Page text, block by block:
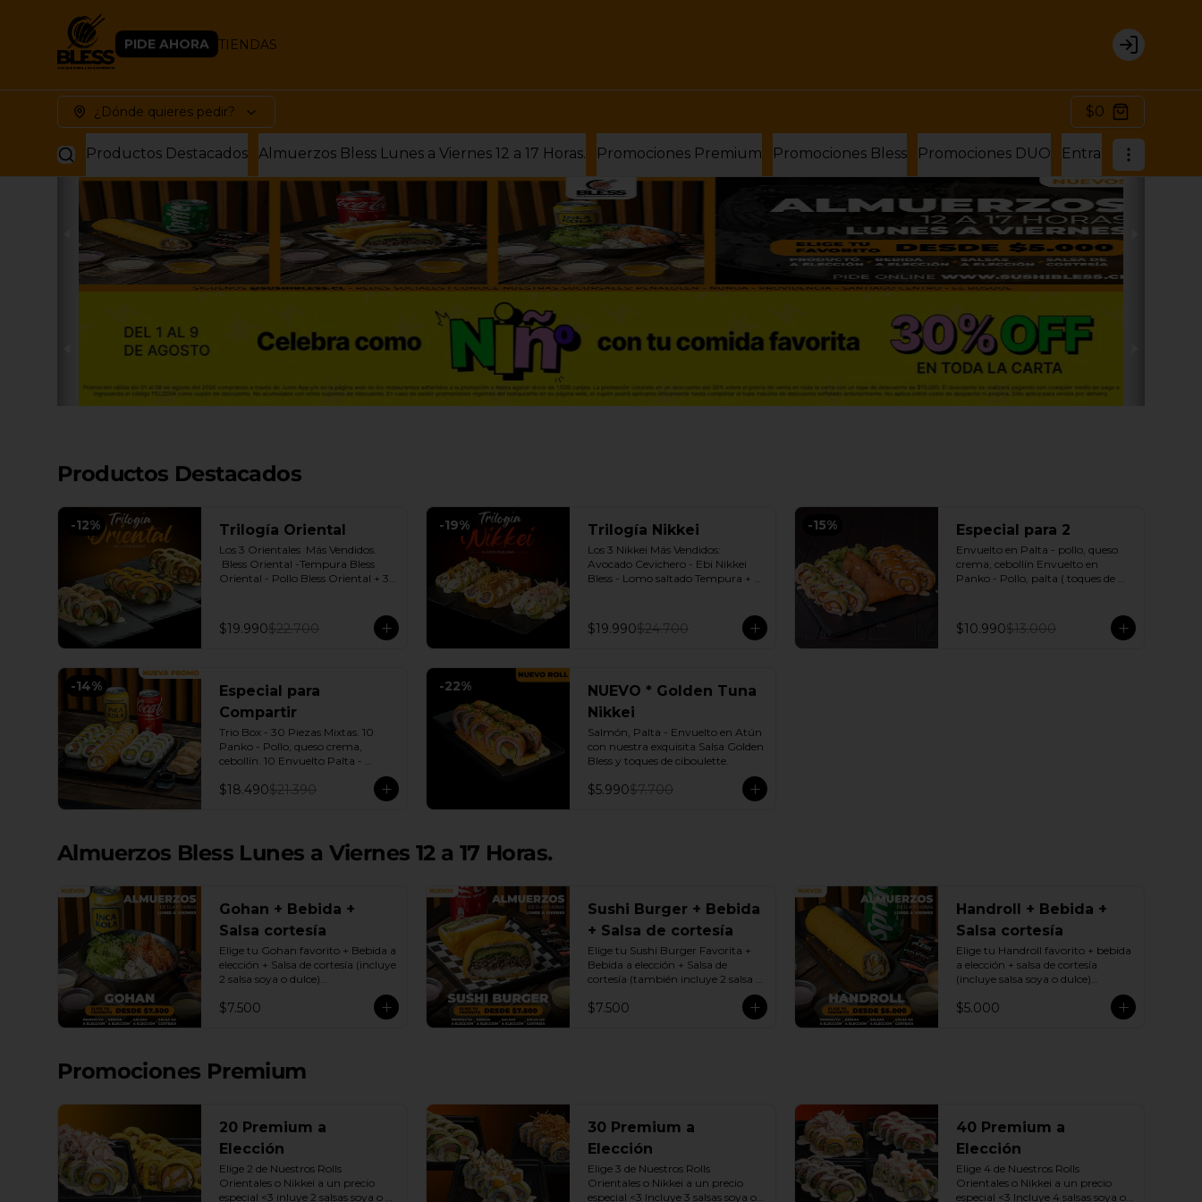
PIDE AHORA TIENDAS Login
¿Dónde quieres pedir? $0
Productos Destacados Almuerzos Bless Lunes a Viernes 12 a 17 Horas. Promociones Premium Promociones Bless Promociones DUO Entradas
Productos Destacados
-12% Trilogía Oriental
Los 3 Orientales  Más Vendidos.
Bless Oriental -Tempura Bless
Oriental - Pollo Bless Oriental + 3
$19.990$22.700
-19% Trilogía Nikkei
Los 3 Nikkei Más Vendidos:
Avocado Cevichero - Ebi Nikkei
Bless - Lomo saltado Tempura + 3
$19.990$24.700
-15% Especial para 2
Envuelto en Palta - pollo, queso
crema, cebollín Envuelto en
Panko - Pollo, palta ( toques de
Agridulce Bless - 2 Salsa soya
$10.990$13.000
-14%
Especial para
Compartir
Trio Box - 30 Piezas Mixtas. 10
Panko - Pollo, queso crema,
cebollín. 10 Envuelto Palta -
Salmón, queso crema, cebollín. 10
Envuelto Queso - Camarón, palta.
$18.490$21.390
-22%
NUEVO * Golden Tuna
Nikkei
Salmón, Palta - Envuelto en Atún
con nuestra exquisita Salsa Golden
Bless y toques de ciboulette.
$5.990$7.700
Almuerzos Bless Lunes a Viernes 12 a 17 Horas.
Gohan + Bebida +
Salsa cortesía
Elige tu Gohan favorito + Bebida a
elección + Salsa de cortesía (incluye
2 salsa soya o dulce)
viernes de 12 a 17 Horas.
$7.500
Sushi Burger + Bebida
+ Salsa de cortesía
Elige tu Sushi Burger Favorita +
Bebida a elección + Salsa de
cortesía (también incluye 2 salsa
Promoción exclusiva Lunes a
$7.500
Handroll + Bebida +
Salsa cortesía
Elige tu Handroll favorito + bebida
a elección + salsa de cortesía
(incluye salsa soya o dulce)
viernes de 12 a 17 Horas.
$5.000
Promociones Premium
20 Premium a
Elección
Elige 2 de Nuestros Rolls
Orientales o Nikkei a un precio
especial <3 inluye 2 salsas soya o
30 Premium a
Elección
Elige 3 de Nuestros Rolls
Orientales o Nikkei a un precio
especial <3 Incluye 3 salsas soya o
40 Premium a
Elección
Elige 4 de Nuestros Rolls
Orientales o Nikkei a un precio
especial <3 Incluye 4 salsas soya o